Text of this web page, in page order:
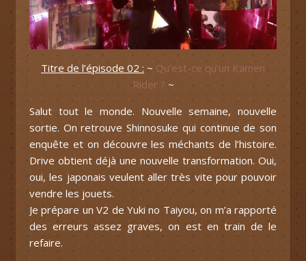
Titre de l’épisode 02 : ~ Qu’est-ce qu’un Kamen
Rider ? ~
Salut tout le monde. Nouvelle semaine, nouvelle
sortie. On retrouve Shinnosuke qui continue de son
enquête et on découvre les méchants de l’histoire.
Drive obtient déjà une nouvelle transformation. Oui,
oui, les japonais veulent aller très vite pour pouvoir
vendre les jouets.
Je prépare un V2 de Yuki no Taiyou, on m’a rapporté
des erreurs assez graves, on est en train de le
refaire.